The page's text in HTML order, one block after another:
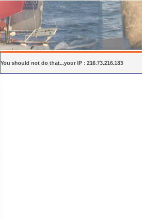
You should not do that...your IP : 216.73.216.183